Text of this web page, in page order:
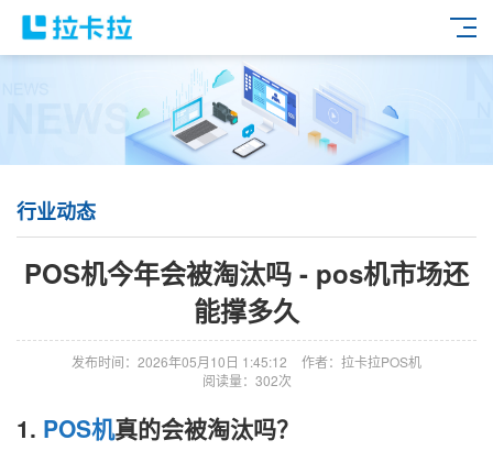
行业动态
POS机今年会被淘汰吗 - pos机市场还
能撑多久
发布时间：2026年05月10日 1:45:12
作者：拉卡拉POS机
阅读量：302次
1. POS机真的会被淘汰吗？